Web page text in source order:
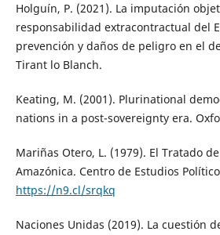
Holguín, P. (2021). La imputación
responsabilidad extracontractual del
prevención y daños de peligro en el
Tirant lo Blanch.
Keating, M. (2001). Plurinational
nations in a post-sovereignty era.
Mariñas Otero, L. (1979). El Tratado
Amazónica. Centro de Estudios
https://n9.cl/srqkq
Naciones Unidas (2019). La cuestión